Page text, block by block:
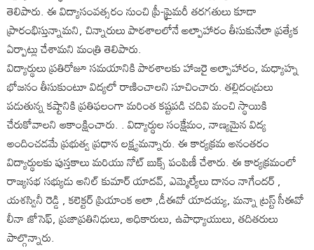
తెలిపారు. ఈ విద్యాసంవత్సరం నుంచి ప్రీ-ప్రైమరీ తరగతులు కూడా
ప్రారంభిస్తున్నామని, చిన్నారులు పాఠశాలలోనే అల్పాహారం తీసుకునేలా ప్రత్యేక
ఏర్పాట్లు చేశామని మంత్రి తెలిపారు.
విద్యార్థులు ప్రతిరోజూ సమయానికి పాఠశాలకు హాజరై అల్పాహారం, మధ్యాహ్న
భోజనం తీసుకుంటూ విద్యలో రాణించాలని సూచించారు. తల్లిదండ్రులు
పడుతున్న కష్టానికి ప్రతిఫలంగా మరింత కష్టపడి చదివి మంచి స్థాయికి
చేరుకోవాలని ఆకాంక్షించారు. . విద్యార్థుల సంక్షేమం, నాణ్యమైన విద్య
అందించడమే ప్రభుత్వ ప్రధాన లక్ష్యమన్నారు. ఈ కార్యక్రమ అనంతరం
విద్యార్థులకు పుస్తకాలు మరియు నోట్ బుక్స్ పంపిణీ చేశారు. ఈ కార్యక్రమంలో
రాజ్యసభ సభ్యుడు అనిల్ కుమార్ యాదవ్, ఎమ్మెల్యేలు దానం నాగేందర్ ,
యశస్వినీ రెడ్డి , కలెక్టర్ ప్రియాంక ఆలా ,డీఈవో యాదయ్య, మన్నా ట్రస్ట్ సీఈవో
లీనా జోసెఫ్, ప్రజాప్రతినిధులు, అధికారులు, ఉపాధ్యాయులు, తదితరులు
పాల్గొన్నారు.